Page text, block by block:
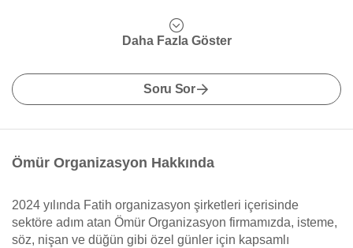
Daha Fazla Göster
Soru Sor
Ömür Organizasyon Hakkında
2024 yılında Fatih organizasyon şirketleri içerisinde
sektöre adım atan Ömür Organizasyon firmamızda, isteme,
söz, nişan ve düğün gibi özel günler için kapsamlı